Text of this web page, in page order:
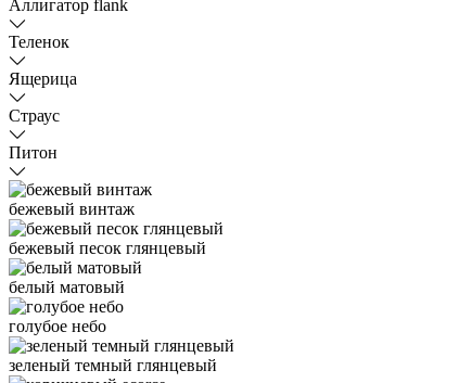
Аллигатор flank
Теленок
Ящерица
Страус
Питон
бежевый винтаж
бежевый песок глянцевый
белый матовый
голубое небо
зеленый темный глянцевый